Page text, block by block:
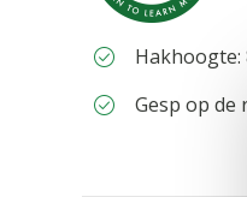
Hakhoogte:
Gesp op de